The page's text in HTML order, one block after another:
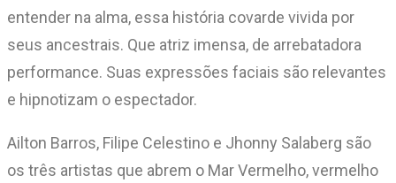
entender na alma, essa história covarde vivida por
seus ancestrais. Que atriz imensa, de arrebatadora
performance. Suas expressões faciais são relevantes
e hipnotizam o espectador.
Ailton Barros, Filipe Celestino e Jhonny Salaberg são
os três artistas que abrem o Mar Vermelho, vermelho